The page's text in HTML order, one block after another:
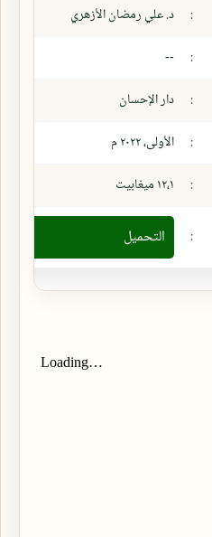
:
د. علي رمضان الأزهري
:
--
:
دار الإحسان
:
الأولى، ٢٠٢٢ م
: ١٢،١ ميغابيت
: التحميل